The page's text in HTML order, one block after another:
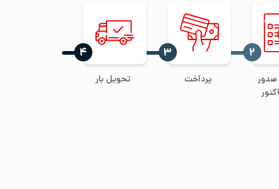
صدور
‍۲
پرداخت
‍۳
تحویل بار
‍۴